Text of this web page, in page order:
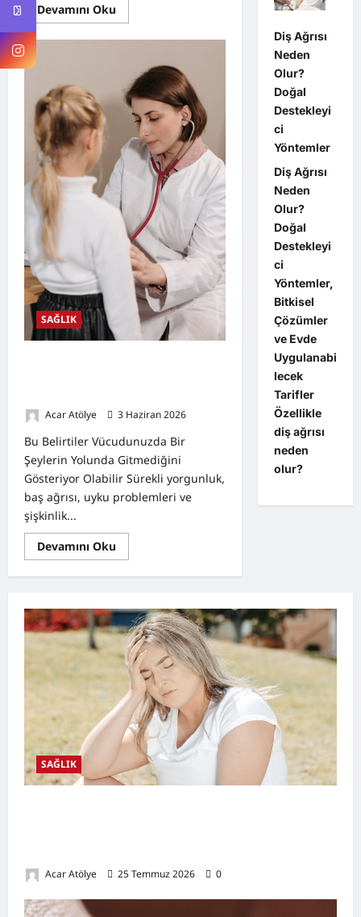
Devamını Oku
more
Yüksek
Nedir?
Doğal
Yollarla
Tansiyonu
Dengelemek
Mümkün
Mü?
SAĞLIK
Acar Atölye
3 Haziran 2026
Bu Belirtiler Vücudunuzda Bir
Şeylerin Yolunda Gitmediğini
Gösteriyor Olabilir Sürekli yorgunluk,
baş ağrısı, uyku problemleri ve
şişkinlik...
Devamını Oku
more
Bu
Bir
Şeylerin
Yolunda
Gitmediğini
Gösteriyor
Olabilir
Diş Ağrısı
Neden
Olur?
Doğal
Destekleyi
ci
Yöntemler
Diş Ağrısı
Neden
Olur?
Doğal
Destekleyi
ci
Yöntemler,
Bitkisel
Çözümler
ve Evde
Uygulanabi
lecek
Tarifler
Özellikle
diş ağrısı
neden
olur?
SAĞLIK
Acar Atölye 25 Temmuz 2026 0